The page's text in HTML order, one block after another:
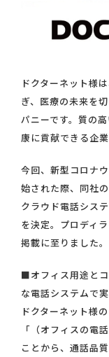
ドクターネット様
ぎ、医療の未来を
パニーです。質の
康に貢献できる企
今回、新型コロナ
始された際、同社
クラウド電話シス
を決定。プロディ
掲載に至りました。
■オフィス用途と
な電話システムで
ドクターネット様
「（オフィスの電
ことから、通話品